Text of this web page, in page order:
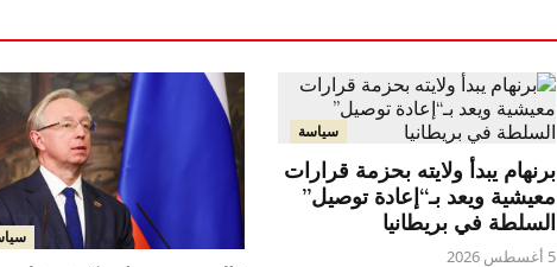
سياسة
برنهام يبدأ ولايته بحزمة قرارات
معيشية ويعد بـ“إعادة توصيل”
السلطة في بريطانيا
5 أغسطس 2026